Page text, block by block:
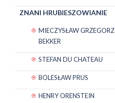
ZNANI HRUBIESZOWIANIE
MIECZYSŁAW GRZEGORZ
BEKKER
STEFAN DU CHATEAU
BOLESŁAW PRUS
HENRY ORENSTEIN